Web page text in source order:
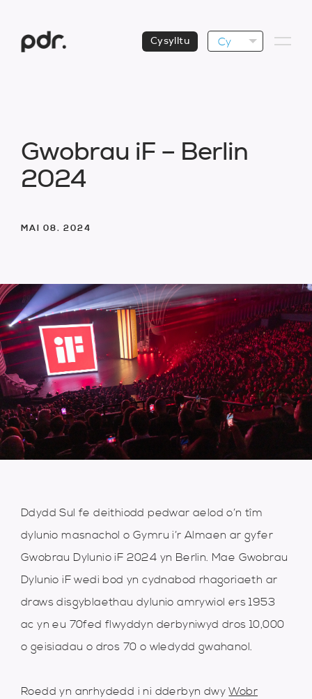
Cysylltu Cy
MAI 08. 2024
Gwobrau iF – Berl in
2024
Ddydd Sul fe deithiodd pedwar aelod o’n tîm
dylunio masnachol o Gymru i’r Almaen ar gyfer
Gwobrau Dylunio iF 2024 yn Berlin. Mae Gwobrau
Dylunio iF wedi bod yn cydnabod rhagoriaeth ar
draws disgyblaethau dylunio amrywiol ers 1953
ac yn eu 70fed flwyddyn derbyniwyd dros 10,000
o geisiadau o dros 70 o wledydd gwahanol.
Roedd yn anrhydedd i ni dderbyn dwyWobr